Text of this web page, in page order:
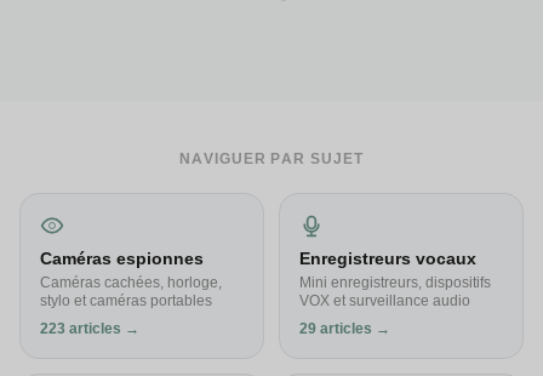
NAVIGUER PAR SUJET
Caméras espionnes
Caméras cachées, horloge,
stylo et caméras portables
223 articles →
Enregistreurs vocaux
Mini enregistreurs, dispositifs
VOX et surveillance audio
29 articles →